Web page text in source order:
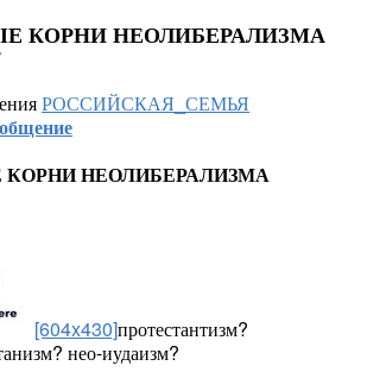
КОРНИ НЕОЛИБЕРАЛИЗМА
РОССИЙСКАЯ_СЕМЬЯ
НЕОЛИБЕРАЛИЗМА
[604x430]протестантизм?
нео-иудаизм?